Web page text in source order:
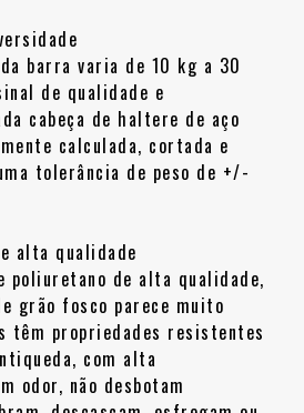
barra varia de 10 kg a 30
de qualidade e
cabeça de haltere de aço
calculada, cortada e
tolerância de peso de +/-
alta qualidade
poliuretano de alta qualidade,
grão fosco parece muito
têm propriedades resistentes
com alta
odor, não desbotam